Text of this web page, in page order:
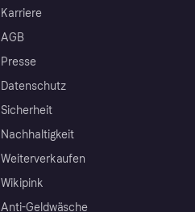
Karriere
AGB
Presse
Datenschutz
Sicherheit
Nachhaltigkeit
Weiterverkaufen
Wikipink
Anti-Geldwäsche